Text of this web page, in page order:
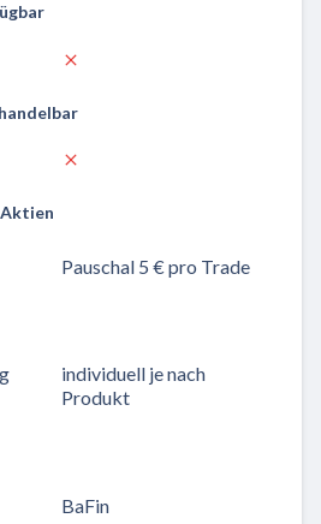
Pauschal 5 € pro Trade
individuell je nach
Produkt
BaFin